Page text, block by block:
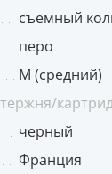
съемный
перо
M (средний)
черный
Франция